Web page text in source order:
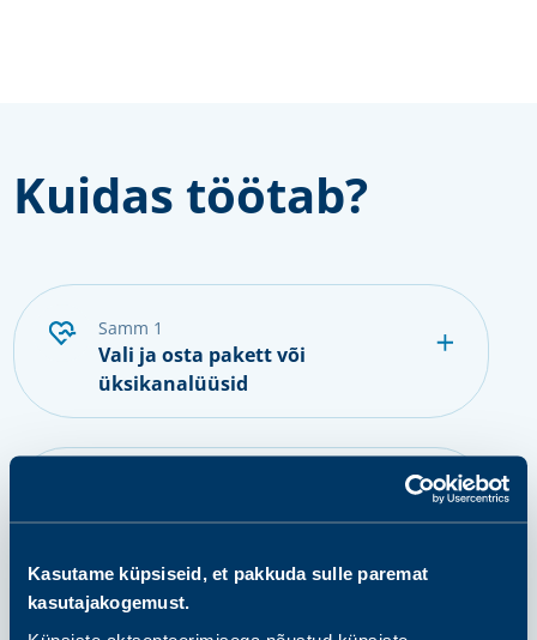
Kasutame küpsiseid, et pakkuda sulle paremat
kasutajakogemust.
Kuidas töötab?
samm 1
Vali ja osta pakett või
üksikanalüüsid
Valmistu proovi andmiseks